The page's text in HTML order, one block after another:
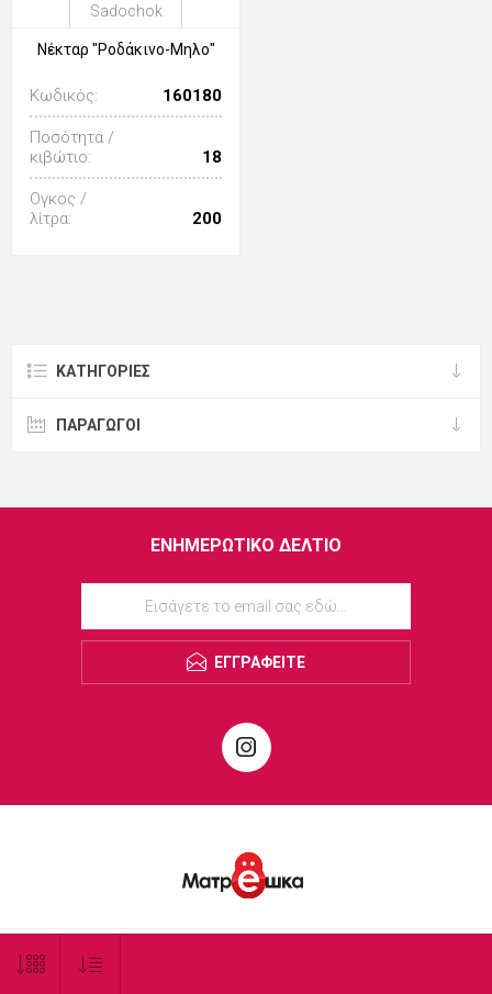
Sadochok
Νέκταρ "Ροδάκινο-Μηλο"
Κωδικός: 160180
Ποσότητα /
κιβώτιο:
18
Ογκος /
λίτρα:
200
ΚΑΤΗΓΟΡΊΕΣ
ΠΑΡΑΓΩΓΟΙ
ΕΝΗΜΕΡΩΤΙΚΌ ΔΕΛΤΊΟ
ΕΓΓΡΑΦΕΊΤΕ